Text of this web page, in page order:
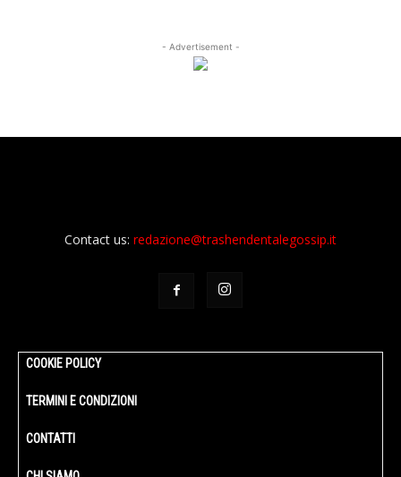
- Advertisement -
Contact us: redazione@trashendentalegossip.it
COOKIE POLICY
TERMINI E CONDIZIONI
CONTATTI